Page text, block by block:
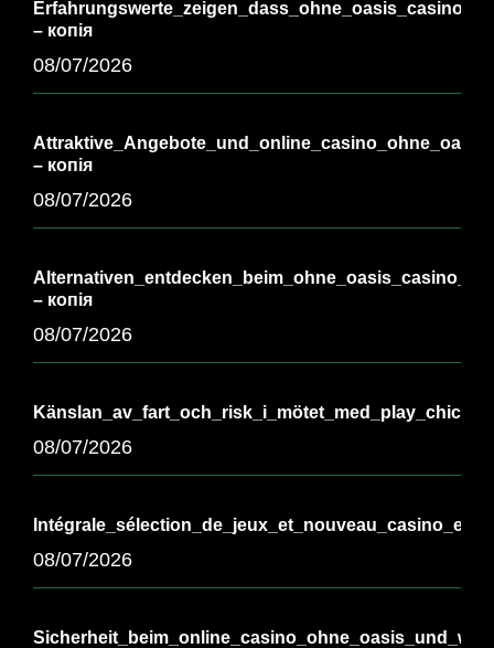
– копія
08/07/2026
– копія
08/07/2026
– копія
08/07/2026
08/07/2026
08/07/2026